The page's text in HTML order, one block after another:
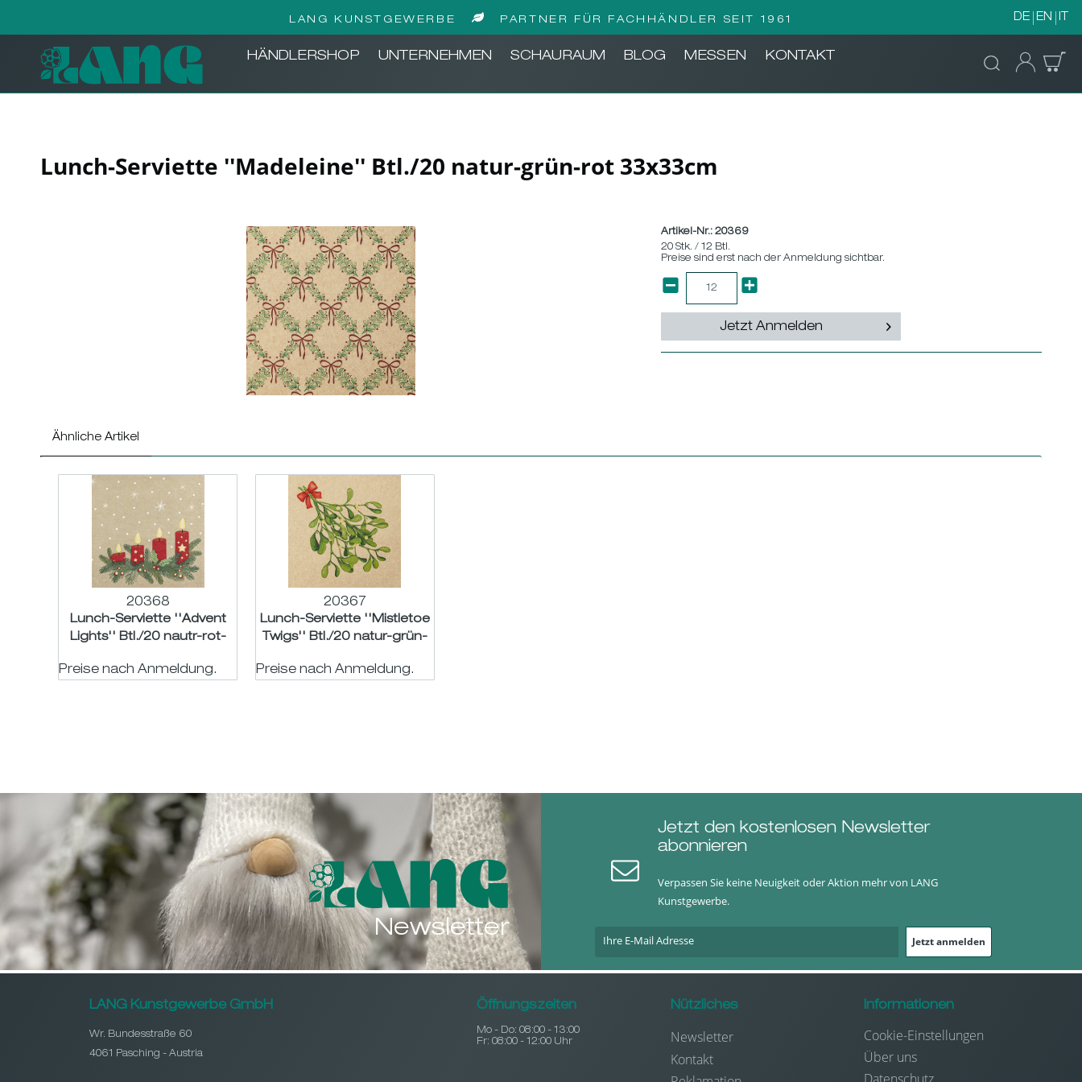
LANG KUNSTGEWERBE PARTNER FÜR FACHHÄNDLER SEIT 1961 DE EN IT
HÄNDLERSHOP UNTERNEHMEN SCHAURAUM BLOG MESSEN KONTAKT
Lunch-Serviette ''Madeleine'' Btl./20 natur-grün-rot 33x33cm
Artikel-Nr.:20369
20 Stk. / 12 Btl.
Preise sind erst nach der Anmeldung sichtbar.
Jetzt Anmelden
Ähnliche Artikel
20368
Lunch-Serviette ''Advent
Lights'' Btl./20 nautr-rot-
Preise nach Anmeldung.
20367
Lunch-Serviette ''Mistletoe
Twigs'' Btl./20 natur-grün-
Preise nach Anmeldung.
Newsletter
Jetzt den kostenlosen Newsletter
abonnieren
Verpassen Sie keine Neuigkeit oder Aktion mehr von LANG
Kunstgewerbe.
Jetzt anmelden
LANG Kunstgewerbe GmbH
Wr. Bundesstraße 60
4061 Pasching - Austria
Öffnungszeiten
Mo - Do: 08:00 - 13:00
Fr: 08:00 - 12:00 Uhr
Nützliches
Newsletter
Kontakt
Informationen
Cookie-Einstellungen
Über uns